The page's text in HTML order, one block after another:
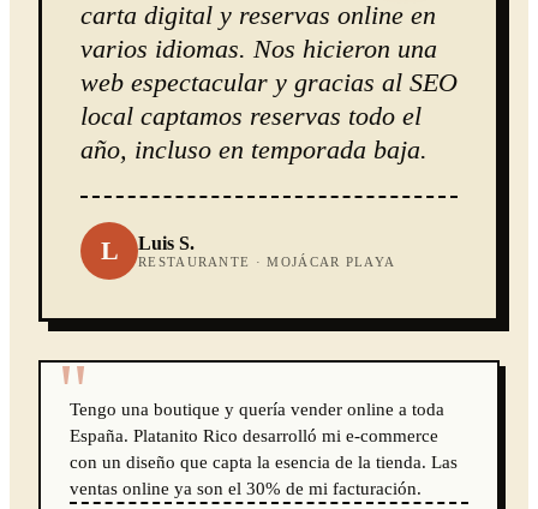
carta digital y reservas online en
varios idiomas. Nos hicieron una
web espectacular y gracias al SEO
local captamos reservas todo el
año, incluso en temporada baja.
L Luis S.
RESTAURANTE · MOJÁCAR PLAYA
"
Tengo una boutique y quería vender online a toda
España. Platanito Rico desarrolló mi e-commerce
con un diseño que capta la esencia de la tienda. Las
ventas online ya son el 30% de mi facturación.